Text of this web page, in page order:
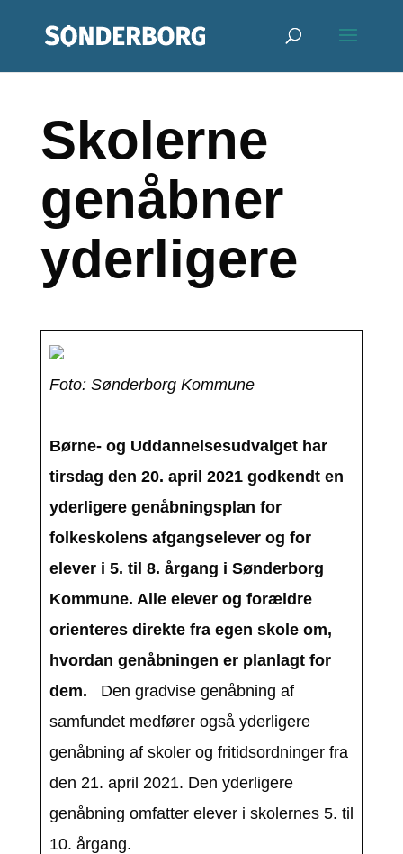
Skolerne
genåbner
yderligere
Foto: Sønderborg Kommune
Børne- og Uddannelsesudvalget har
tirsdag den 20. april 2021 godkendt en
yderligere genåbningsplan for
folkeskolens afgangselever og for
elever i 5. til 8. årgang i Sønderborg
Kommune. Alle elever og forældre
orienteres direkte fra egen skole om,
hvordan genåbningen er planlagt for
dem. Den gradvise genåbning af
samfundet medfører også yderligere
genåbning af skoler og fritidsordninger fra
den 21. april 2021. Den yderligere
genåbning omfatter elever i skolernes 5. til
10. årgang.